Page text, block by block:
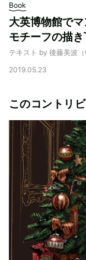
Book
大英博物館でマ
モチーフの描
テキスト by 後藤美波（
2019.05.23
このコントリ